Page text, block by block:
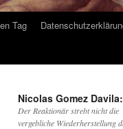
Tag
Nicolas Gomez Davila:
Der Reaktionär strebt nicht die
vergebliche Wiederherstellung